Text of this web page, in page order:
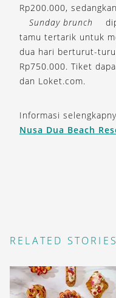
Rp200.000,
Sunday brunch
tamu tertarik untuk
dua hari berturut-
Rp750.000. Tiket
dan Loket.com.
Informasi
Nusa Dua Beach
RELATED STORIES